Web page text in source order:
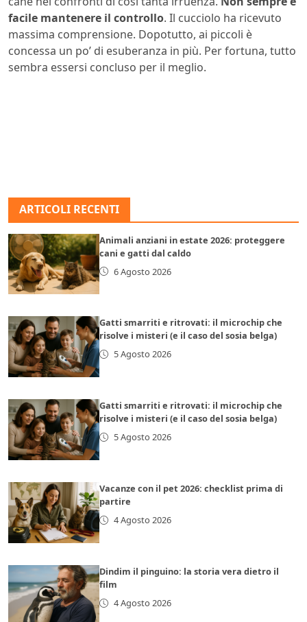
facile mantenere il controllo. Il cucciolo ha ricevuto
massima comprensione. Dopotutto, ai piccoli è
concessa un po’ di esuberanza in più. Per fortuna, tutto
sembra essersi concluso per il meglio.
ARTICOLI RECENTI
Animali anziani in estate 2026: proteggere
cani e gatti dal caldo
6 Agosto 2026
Gatti smarriti e ritrovati: il microchip che
risolve i misteri (e il caso del sosia belga)
5 Agosto 2026
Gatti smarriti e ritrovati: il microchip che
risolve i misteri (e il caso del sosia belga)
5 Agosto 2026
Vacanze con il pet 2026: checklist prima di
partire
4 Agosto 2026
Dindim il pinguino: la storia vera dietro il
film
4 Agosto 2026